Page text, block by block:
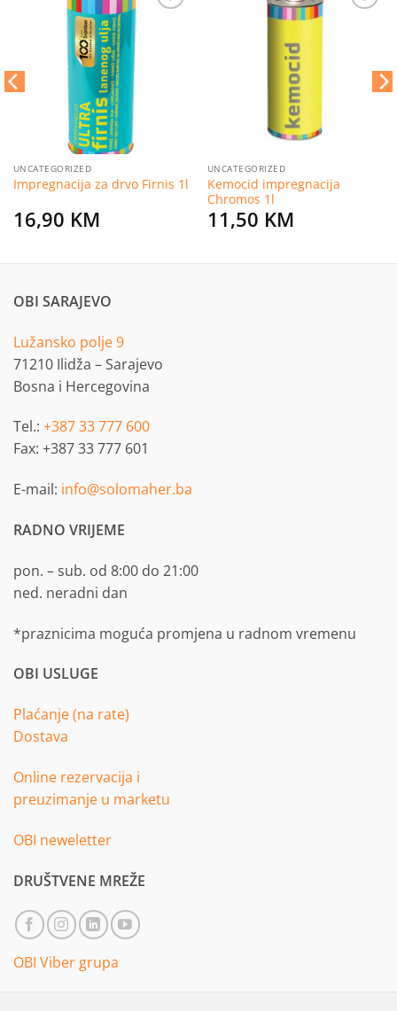
UNCATEGORIZED
Impregnacija za drvo Firnis 1l
16,90 KM
UNCATEGORIZED
Kemocid impregnacija
Chromos 1l
11,50 KM
OBI SARAJEVO
Lužansko polje 9
71210 Ilidža – Sarajevo
Bosna i Hercegovina
Tel.: +387 33 777 600
Fax: +387 33 777 601
E-mail: info@solomaher.ba
RADNO VRIJEME
pon. – sub. od 8:00 do 21:00
ned. neradni dan
*praznicima moguća promjena u radnom vremenu
OBI USLUGE
Plaćanje (na rate)
Dostava
Online rezervacija i
preuzimanje u marketu
OBI neweletter
DRUŠTVENE MREŽE
OBI Viber grupa